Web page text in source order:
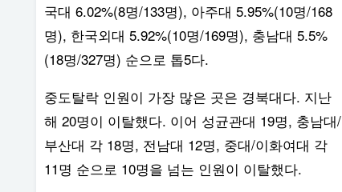
국대 6.02%(8명/133명), 아주대 5.95%(10명/168
명), 한국외대 5.92%(10명/169명), 충남대 5.5%
(18명/327명) 순으로 톱5다.
중도탈락 인원이 가장 많은 곳은 경북대다. 지난
해 20명이 이탈했다. 이어 성균관대 19명, 충남대/
부산대 각 18명, 전남대 12명, 중대/이화여대 각
11명 순으로 10명을 넘는 인원이 이탈했다.